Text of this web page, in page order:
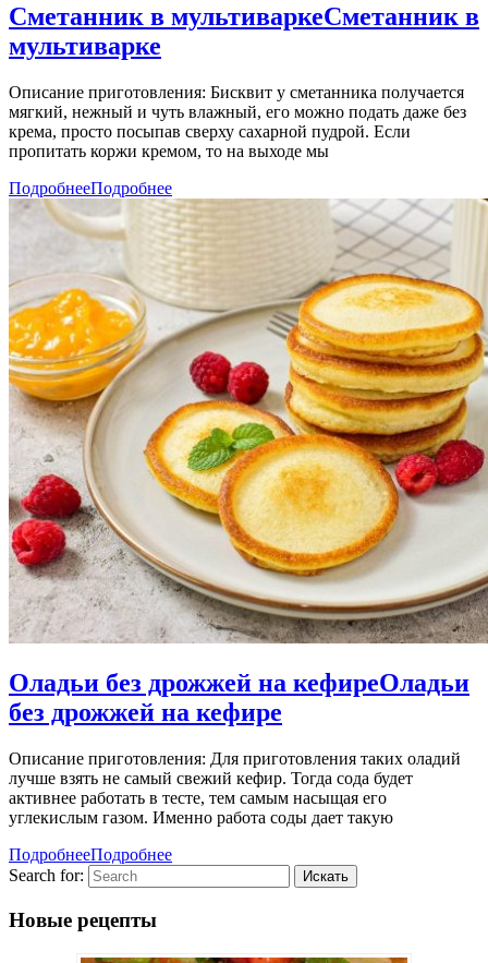
Сметанник в мультиваркеСметанник в
мультиварке
Описание приготовления: Бисквит у сметанника получается
мягкий, нежный и чуть влажный, его можно подать даже без
крема, просто посыпав сверху сахарной пудрой. Если
пропитать коржи кремом, то на выходе мы
ПодробнееПодробнее
Оладьи без дрожжей на кефиреОладьи
без дрожжей на кефире
Описание приготовления: Для приготовления таких оладий
лучше взять не самый свежий кефир. Тогда сода будет
активнее работать в тесте, тем самым насыщая его
углекислым газом. Именно работа соды дает такую
ПодробнееПодробнее
Search for:
Новые рецепты